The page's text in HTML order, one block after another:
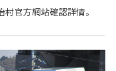
官方網站確認詳情。